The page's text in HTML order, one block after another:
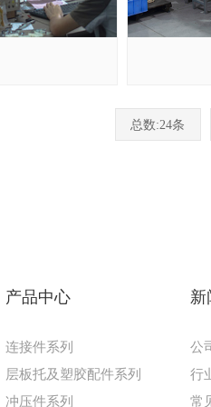
总数:24条
产品中心
连接件系列
层板托及塑胶配件系列
冲压件系列
新
公
行
常